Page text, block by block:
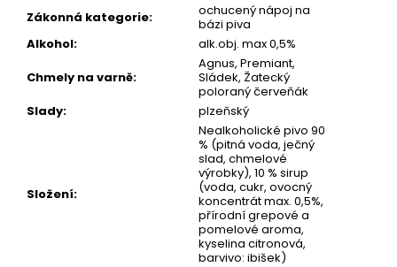
Zákonná kategorie:
ochucený nápoj na
bázi piva
Alkohol:
alk.obj. max 0,5%
Chmely na varně:
Agnus, Premiant,
Sládek, Žatecký
poloraný červeňák
Slady: plzeňský
Složení:
Nealkoholické pivo 90
% (pitná voda, ječný
slad, chmelové
výrobky), 10 % sirup
(voda, cukr, ovocný
koncentrát max. 0,5%,
přírodní grepové a
pomelové aroma,
kyselina citronová,
barvivo: ibišek)
m
e
DVANÁCTKA